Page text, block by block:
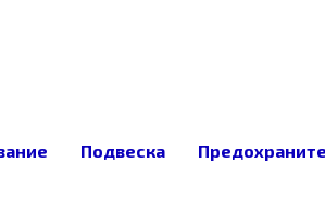
12304 —
Подвеска